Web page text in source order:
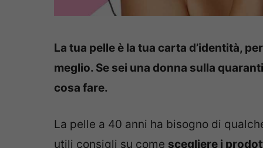
La tua pelle è la tua carta d’identità,
meglio. Se sei una donna sulla
cosa fare.
La pelle a 40 anni ha bisogno di
utili consigli su come scegliere i